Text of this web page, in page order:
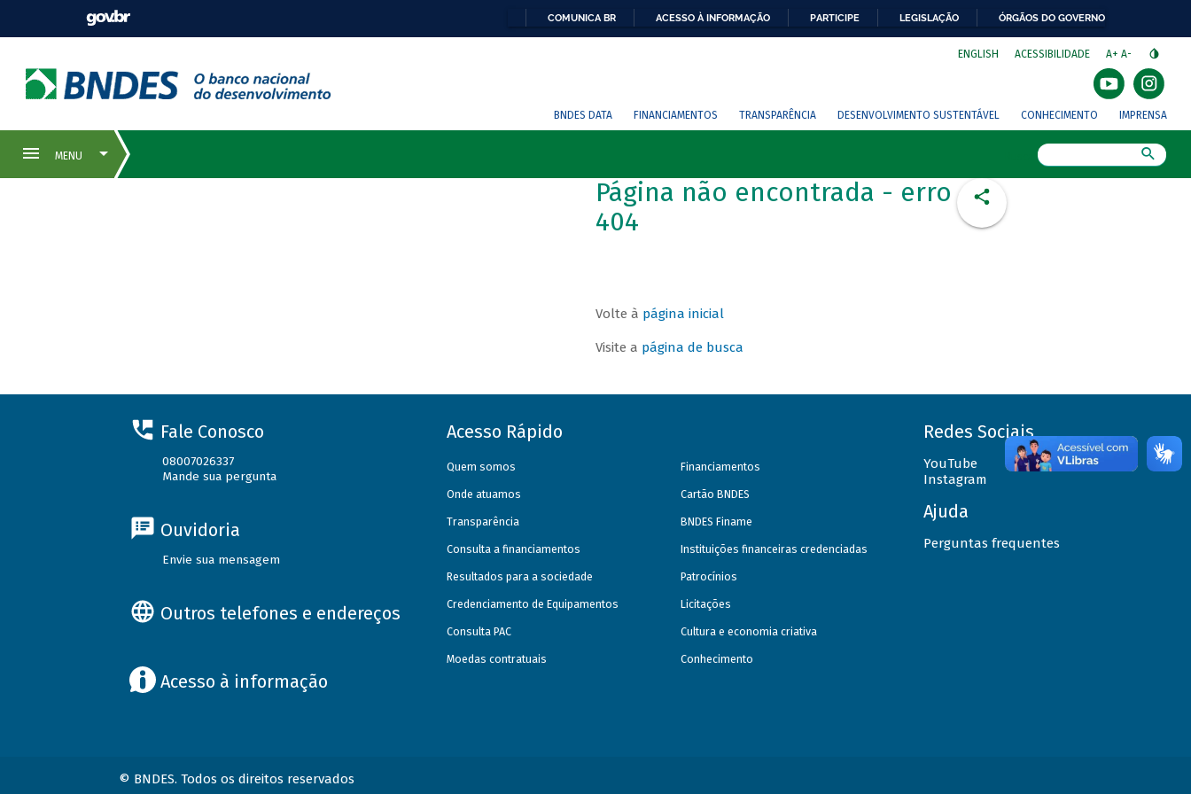
COMUNICA BR ACESSO À INFORMAÇÃO PARTICIPE LEGISLAÇÃO ÓRGÃOS DO GOVERNO
ENGLISH ACESSIBILIDADE A+ A-
BNDES DATA FINANCIAMENTOS TRANSPARÊNCIA DESENVOLVIMENTO SUSTENTÁVEL CONHECIMENTO IMPRENSA
Página não encontrada - erro
404
Volte à página inicial
Visite a página de busca
Fale Conosco
08007026337
Mande sua pergunta
Ouvidoria
Envie sua mensagem
Outros telefones e endereços
Acesso à informação
Acesso Rápido
Quem somos
Onde atuamos
Transparência
Consulta a financiamentos
Resultados para a sociedade
Credenciamento de Equipamentos
Consulta PAC
Moedas contratuais
Financiamentos
Cartão BNDES
BNDES Finame
Instituições financeiras credenciadas
Patrocínios
Licitações
Cultura e economia criativa
Conhecimento
Redes Sociais
YouTube
Instagram
Ajuda
Perguntas frequentes
© BNDES. Todos os direitos reservados